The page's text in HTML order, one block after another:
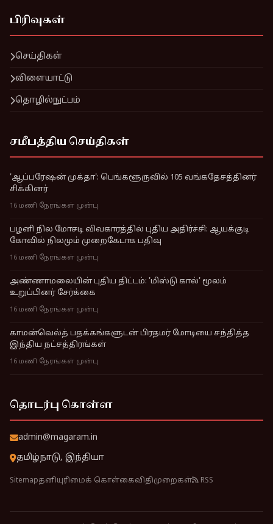
பிரிவுகள்
செய்திகள்
விளையாட்டு
தொழில்நுட்பம்
சமீபத்திய செய்திகள்
'ஆப்பரேஷன் முக்தா': பெங்களூருவில் 105 வங்கதேசத்தினர்
சிக்கினர்
16 மணி நேரங்கள் முன்பு
பழனி நில மோசடி விவகாரத்தில் புதிய அதிர்ச்சி: ஆயக்குடி
கோவில் நிலமும் முறைகேடாக பதிவு
16 மணி நேரங்கள் முன்பு
அண்ணாமலையின் புதிய திட்டம்: 'மிஸ்டு கால்' மூலம்
உறுப்பினர் சேர்க்கை
16 மணி நேரங்கள் முன்பு
காமன்வெல்த் பதக்கங்களுடன் பிரதமர் மோடியை சந்தித்த
இந்திய நட்சத்திரங்கள்
16 மணி நேரங்கள் முன்பு
தொடர்பு கொள்ள
admin@magaram.in
தமிழ்நாடு, இந்தியா
Sitemapதனியுரிமைக் கொள்கைவிதிமுறைகள் RSS